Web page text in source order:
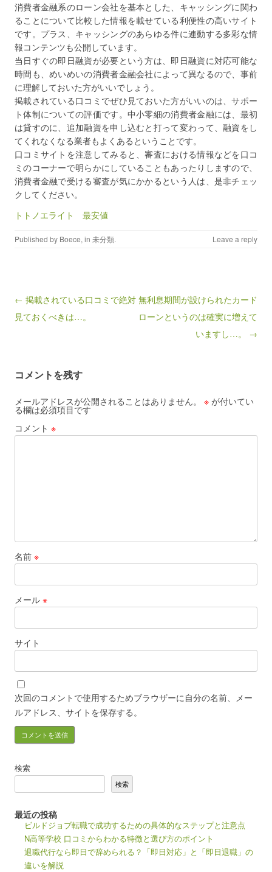
消費者金融系のローン会社を基本とした、キャッシングに関わ
ることについて比較した情報を載せている利便性の高いサイト
です。プラス、キャッシングのあらゆる件に連動する多彩な情
報コンテンツも公開しています。
当日すぐの即日融資が必要という方は、即日融資に対応可能な
時間も、めいめいの消費者金融会社によって異なるので、事前
に理解しておいた方がいいでしょう。
掲載されている口コミでぜひ見ておいた方がいいのは、サポー
ト体制についての評価です。中小零細の消費者金融には、最初
は貸すのに、追加融資を申し込むと打って変わって、融資をし
てくれなくなる業者もよくあるということです。
口コミサイトを注意してみると、審査における情報などを口コ
ミのコーナーで明らかにしていることもあったりしますので、
消費者金融で受ける審査が気にかかるという人は、是非チェッ
クしてください。
トトノエライト 最安値
Published by Boece, in 未分類. Leave a reply
Post navigation
← 掲載されている口コミで絶対
見ておくべきは…。
無利息期間が設けられたカード
ローンというのは確実に増えて
いますし…。 →
コメントを残す
メールアドレスが公開されることはありません。 ※ が付いてい
る欄は必須項目です
コメント ※
名前 ※
メール ※
サイト
次回のコメントで使用するためブラウザーに自分の名前、メー
ルアドレス、サイトを保存する。
検索
検索
最近の投稿
ビルドジョブ転職で成功するための具体的なステップと注意点
N高等学校 口コミからわかる特徴と選び方のポイント
退職代行なら即日で辞められる？「即日対応」と「即日退職」の
違いを解説